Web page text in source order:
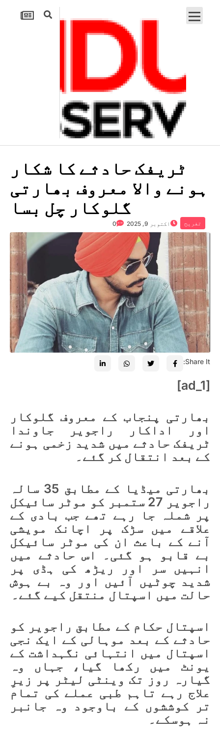
ٹریفک حادثے کا شکار
ہونے والا معروف بھارتی
گلوکار چل بسا
تفریح اکتوبر 9, 2025 0
Share It:
[ad_1]
بھارتی پنجاب کے معروف گلوکار
اور اداکار راجویر جاوندا
ٹریفک حادثے میں شدید زخمی ہونے
کے بعد انتقال کر گئے۔
بھارتی میڈیا کے مطابق 35 سالہ
راجویر 27 ستمبر کو موٹر سائیکل
پر شملہ جا رہے تھے جب بادی کے
علاقے میں سڑک پر اچانک مویشی
آنے کے باعث ان کی موٹر سائیکل
بے قابو ہو گئی۔ اس حادثے میں
انہیں سر اور ریڑھ کی ہڈی پر
شدید چوٹیں آئیں اور وہ بے ہوش
حالت میں اسپتال منتقل کیے گئے۔
اسپتال حکام کے مطابق راجویر کو
حادثے کے بعد موہالی کے ایک نجی
اسپتال میں انتہائی نگہداشت کے
یونٹ میں رکھا گیا، جہاں وہ
گیارہ روز تک وینٹی لیٹر پر زیرِ
علاج رہے تاہم طبی عملے کی تمام
تر کوششوں کے باوجود وہ جانبر
نہ ہوسکے۔